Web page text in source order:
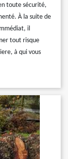
toute sécurité,
À la suite de
il
tout risque
à qui vous